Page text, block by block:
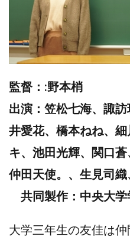
監督：:野本梢
出演：笠松七海、諏
井愛花、橋本ねね、
キ、池田光輝、関口蒼
仲田天使。、生見司
共同製作：中央大学
大学三年生の友佳は